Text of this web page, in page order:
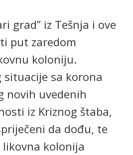
grad” iz Tešnja i ove
put zaredom
koloniju.
situacije sa korona
novih uvedenih
iz Kriznog štaba,
da dođu, te
likovna kolonija